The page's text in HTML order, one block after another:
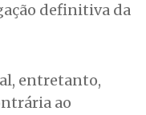
definitiva da
entretanto,
ao